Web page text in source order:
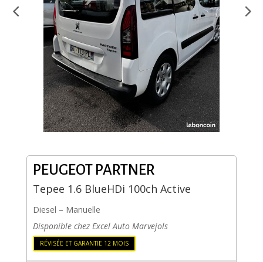
PEUGEOT PARTNER
Tepee 1.6 BlueHDi 100ch Active
Diesel – Manuelle
Disponible chez Excel Auto Marvejols
RÉVISÉE ET GARANTIE 12 MOIS